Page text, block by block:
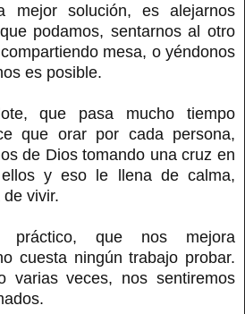
mejor solución, es alejarnos
podamos, sentarnos al otro
mesa, o yéndonos
es posible.
que pasa mucho tiempo
que orar por cada persona,
de Dios tomando una cruz en
y eso le llena de calma,
vivir.
que nos mejora
cuesta ningún trabajo probar.
varias veces, nos sentiremos